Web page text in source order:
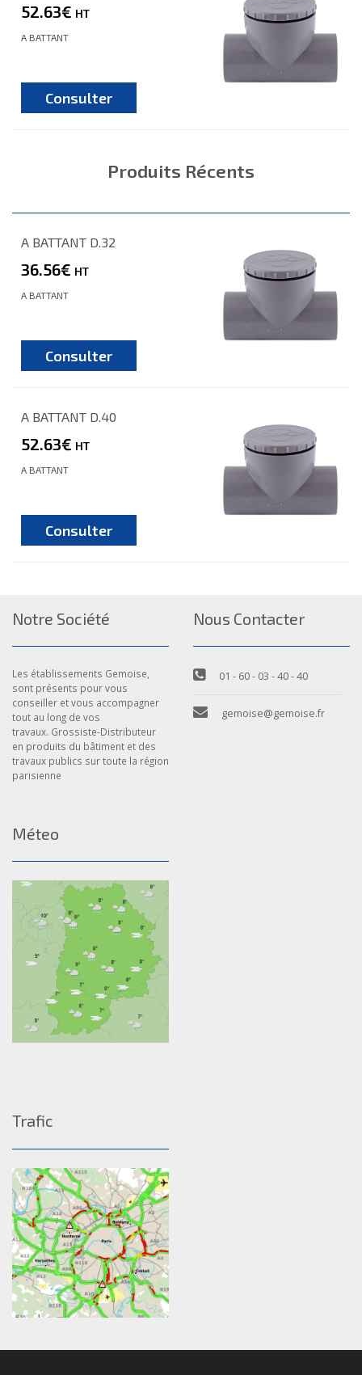
52.63€ HT
A BATTANT
Consulter
Produits Récents
A BATTANT D.32
36.56€ HT
A BATTANT
Consulter
A BATTANT D.40
52.63€ HT
A BATTANT
Consulter
Notre Société
Les établissements Gemoise,
sont présents pour vous
conseiller et vous accompagner
tout au long de vos
travaux. Grossiste-Distributeur
en produits du bâtiment et des
travaux publics sur toute la région
parisienne
Nous Contacter
01 - 60 - 03 - 40 - 40
gemoise@gemoise.fr
Méteo
Trafic